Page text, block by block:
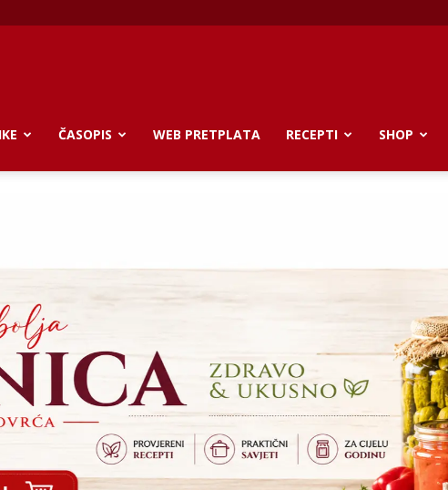
ČASOPIS WEB PRETPLATA RECEPTI SHOP